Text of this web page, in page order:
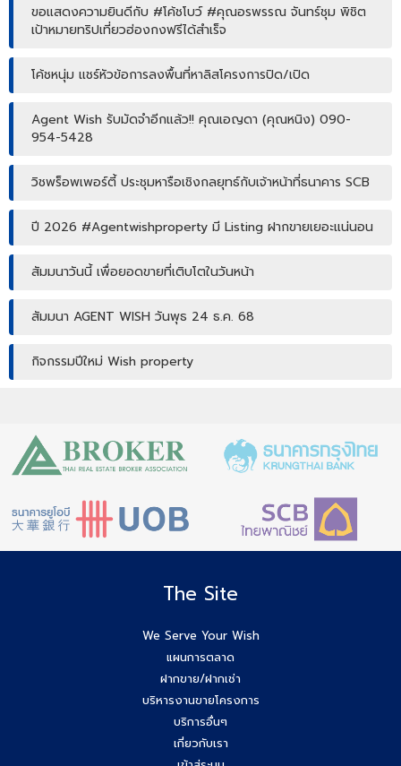
ขอแสดงความยินดีกับ #โค้ชโบว์ #คุณอรพรรณ จันทร์ชุม พิชิต
เป้าหมายทริปเที่ยวฮ่องกงฟรีได้สำเร็จ
โค้ชหนุ่ม แชร์หัวข้อการลงพื้นที่หาลิสโครงการปิด/เปิด
Agent Wish รับมัดจำอีกแล้ว!! คุณเอญดา (คุณหนิง) 090-
954-5428
วิชพร็อพเพอร์ตี้ ประชุมหารือเชิงกลยุทธ์กับเจ้าหน้าที่ธนาคาร SCB
ปี 2026 #Agentwishproperty มี Listing ฝากขายเยอะแน่นอน
สัมมนาวันนี้ เพื่อยอดขายที่เติบโตในวันหน้า
สัมมนา AGENT WISH วันพุธ 24 ธ.ค. 68
กิจกรรมปีใหม่ Wish property
เปิดบ้านยังไง…ให้ปิดการขายได้ไวขึ้น? โดย #โค้ชโบว์
สัมมนา เตรียมพร้อมก่อนเริ่มสร้างบ้าน! ไขทุกข้อสงสัยเรื่อง ใบ
อนุญาตก่อสร้าง
Agent Wish ปิดการขายสำเร็จค่ะ!! คุณอรพรรณ (โบว์) 084-
ยกระดับสกิล Agent wish วันนี้สัมมนาทีม Wish Property
The Site
We Serve Your Wish
แผนการตลาด
ฝากขาย/ฝากเช่า
บริหารงานขายโครงการ
บริการอื่นๆ
เกี่ยวกับเรา